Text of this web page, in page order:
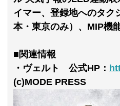
イマー、登録地へのタク
本・東京のみ）、MIP機
■関連情報
・ヴェルト 公式HP：
(c)MODE PRESS